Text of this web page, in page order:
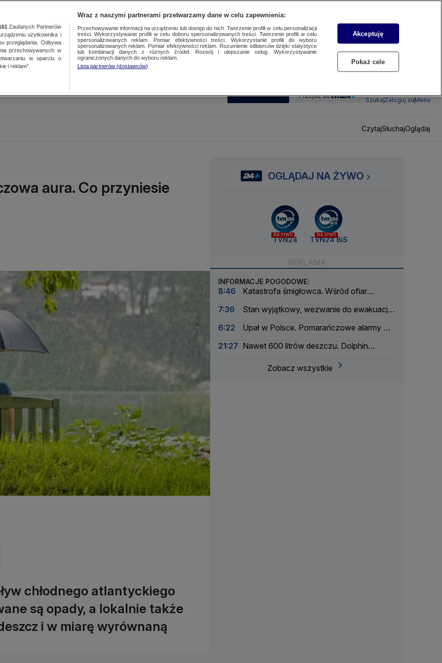
SUBSKRYBUJ Przejdź do
SzukajZaloguj sięMenu
CzytajSłuchajOglądaj
aura. Co przyniesie
chłodnego atlantyckiego
są opady, a lokalnie także
i w miarę wyrównaną
OGLĄDAJ NA ŻYWO
NA ŻYWO
TVN24
NA ŻYWO
TVN24 BiS
INFORMACJE POGODOWE:
8:46
Katastrofa śmigłowca. Wśród ofiar
7:36
Stan wyjątkowy, wezwanie do ewakuacji
6:22
Upał w Polsce. Pomarańczowe alarmy w
21:27 Nawet 600 litrów deszczu. Dolphin
Zobacz wszystkie
Zaufanych Partnerów
użytkownika i
przeglądania. Odbywa
przechowywanych w
w oparciu o
i reklam”.
Wraz z naszymi partnerami przetwarzamy dane w celu zapewnienia:
Przechowywanie informacji na urządzeniu lub dostęp do nich. Tworzenie profili w celu personalizacji
treści. Wykorzystywanie profili w celu doboru spersonalizowanych treści. Tworzenie profili w celu
spersonalizowanych reklam. Pomiar efektywności treści. Wykorzystanie profili do wyboru
spersonalizowanych reklam. Pomiar efektywności reklam. Rozumienie odbiorców dzięki statystyce
lub kombinacji danych z różnych źródeł. Rozwój i ulepszanie usług. Wykorzystywanie
ograniczonych danych do wyboru reklam.
Lista partnerów (dostawców)
Akceptuję
Pokaż cele